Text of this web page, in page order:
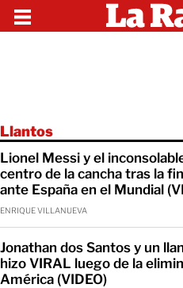
Llantos
Lionel Messi y el
centro de la cancha tras la
ante España en el Mundial
ENRIQUE VILLANUEVA
Jonathan dos Santos y un
hizo VIRAL luego de la
América (VIDEO)